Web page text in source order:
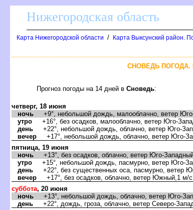
Нижегородская область
Карта Нижегородской области / Карта Выксунский район.
СНОВЕДЬ ПОГОДА.
Прогноз погоды на 14 дней Сноведь:
четверг, 18 июня
ночь +9°, небольшой дождь, малооблачно, ветер
утро +16°, без осадков, малооблачно, ветер Юго-
день +22°, небольшой дождь, облачно, ветер Юго-
ечер +17°, небольшой дождь, облачно, ветер Юго-
пятница, 19 июня
ночь +13°, без осадков, облачно, ветер Юго-
утро +15°, небольшой дождь, пасмурно, ветер Юго-
день +22°, без существенных оса, пасмурно, ветер
ечер +17°, без осадков, облачно, ветер Южный,1 м/с
суббота, 20 июня
ночь +13°, небольшой дождь, облачно, ветер Юго-
день +22°, дождь, гроза, облачно, ветер Северо-